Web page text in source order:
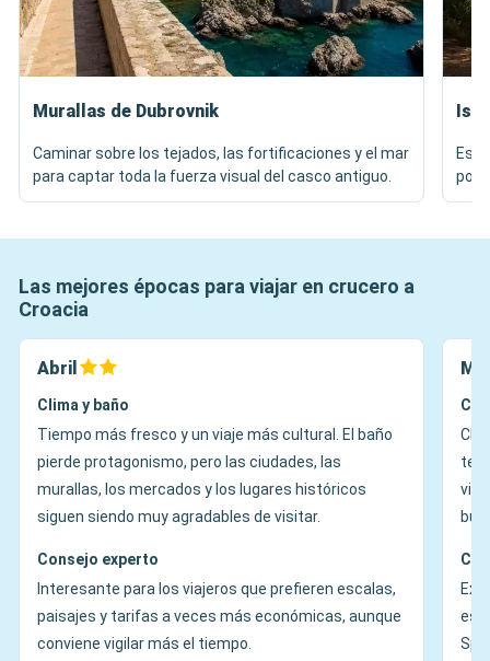
Murallas de Dubrovnik
Caminar sobre los tejados, las fortificaciones y el mar
para captar toda la fuerza visual del casco antiguo.
Las mejores épocas para viajar en crucero a
Croacia
Abril
Clima y baño
Tiempo más fresco y un viaje más cultural. El baño
pierde protagonismo, pero las ciudades, las
murallas, los mercados y los lugares históricos
siguen siendo muy agradables de visitar.
Consejo experto
Interesante para los viajeros que prefieren escalas,
paisajes y tarifas a veces más económicas, aunque
conviene vigilar más el tiempo.